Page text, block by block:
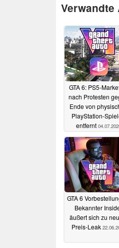
Verwandte
GTA 6: PS5-
nach Protesten
Ende von
PlayStation-
entfernt
GTA 6
Bekannter
äußert sich zu
Preis-Leak